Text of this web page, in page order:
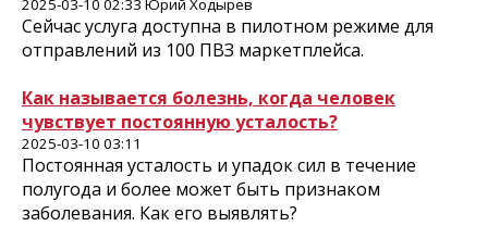
2025-03-10 02:33 Юрий Ходырев
Сейчас услуга доступна в пилотном режиме для
отправлений из 100 ПВЗ маркетплейса.
Как называется болезнь, когда человек
чувствует постоянную усталость?
2025-03-10 03:11
Постоянная усталость и упадок сил в течение
полугода и более может быть признаком
заболевания. Как его выявлять?